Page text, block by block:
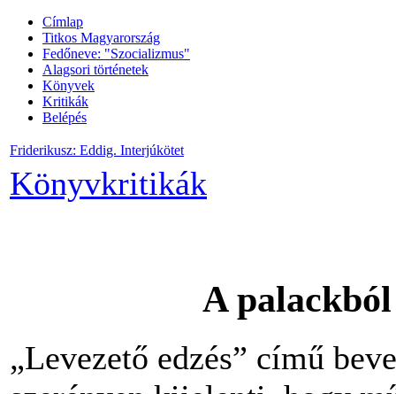
Címlap
Titkos Magyarország
Fedőneve: "Szocializmus"
Alagsori történetek
Könyvek
Kritikák
Belépés
Friderikusz: Eddig. Interjúkötet
Könyvkritikák
Apalackból
„Levezető edzés” című